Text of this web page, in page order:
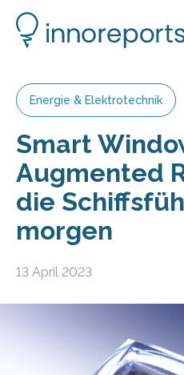
Energie & Elektrotechnik
Smart
Augmented
die
morgen
13 April 2023